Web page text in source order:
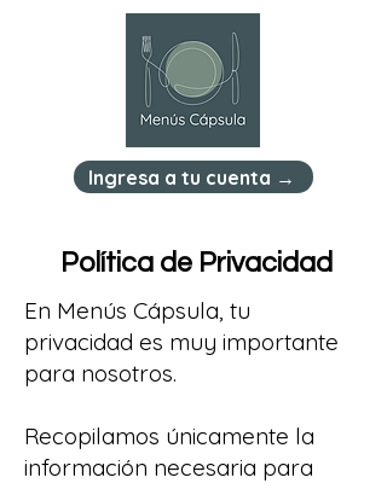
Ingresa a tu cuenta →
Política de Privacidad
En Menús Cápsula, tu
privacidad es muy importante
para nosotros.
Recopilamos únicamente la
información necesaria para